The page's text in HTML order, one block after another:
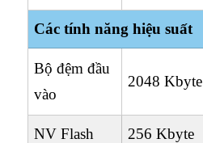
Các tính năng hiệu suất
Bộ đệm đầu
vào
2048 Kbyte
NV Flash 256 Kbyte